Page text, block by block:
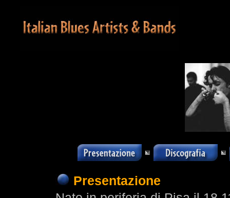
Presentazione